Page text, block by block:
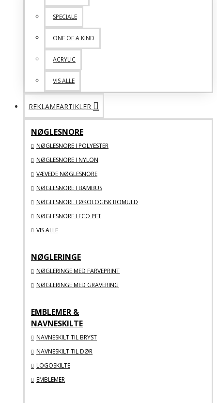
SPECIALE
ONE OF A KIND
ACRYLIC
VIS ALLE
REKLAMEARTIKLER
NØGLESNORE
NØGLESNORE I POLYESTER
NØGLESNORE I NYLON
VÆVEDE NØGLESNORE
NØGLESNORE I BAMBUS
NØGLESNORE I ØKOLOGISK BOMULD
NØGLESNORE I ECO PET
VIS ALLE
NØGLERINGE
NØGLERINGE MED FARVEPRINT
NØGLERINGE MED GRAVERING
EMBLEMER &
NAVNESKILTE
NAVNESKILT TIL BRYST
NAVNESKILT TIL DØR
LOGOSKILTE
EMBLEMER